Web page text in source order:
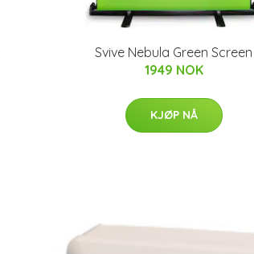
Svive Nebula Green Screen
1949 NOK
KJØP NÅ